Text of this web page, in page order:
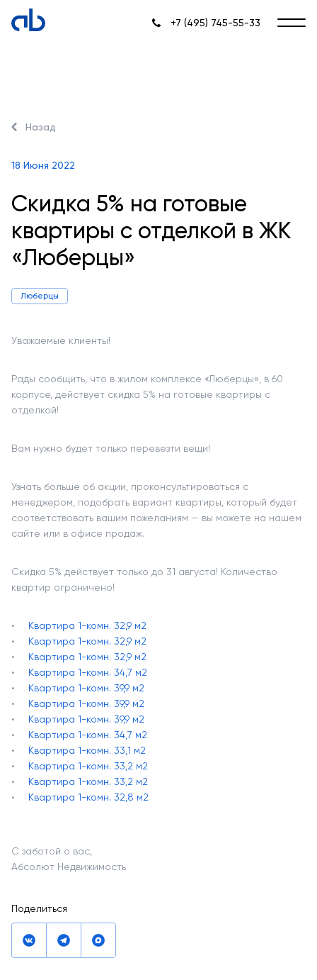
+7 (495) 745-55-33
Назад
18 Июня 2022
Скидка 5% на готовые
квартиры с отделкой в ЖК
«Люберцы»
Люберцы
Уважаемые клиенты!
Рады сообщить, что в жилом комплексе «Люберцы», в 60
корпусе, действует скидка 5% на готовые квартиры с
отделкой!
Вам нужно будет только перевезти вещи!
Узнать больше об акции, проконсультироваться с
менеджером, подобрать вариант квартиры, который будет
соответствовать вашим пожеланиям — вы можете на нашем
сайте или в офисе продаж.
Скидка 5% действует только до 31 августа! Количество
квартир ограничено!
Квартира 1-комн. 32,9 м2
Квартира 1-комн. 32,9 м2
Квартира 1-комн. 32,9 м2
Квартира 1-комн. 34,7 м2
Квартира 1-комн. 39,9 м2
Квартира 1-комн. 39,9 м2
Квартира 1-комн. 39,9 м2
Квартира 1-комн. 34,7 м2
Квартира 1-комн. 33,1 м2
Квартира 1-комн. 33,2 м2
Квартира 1-комн. 33,2 м2
Квартира 1-комн. 32,8 м2
С заботой о вас,
Абсолют Недвижимость
Поделиться